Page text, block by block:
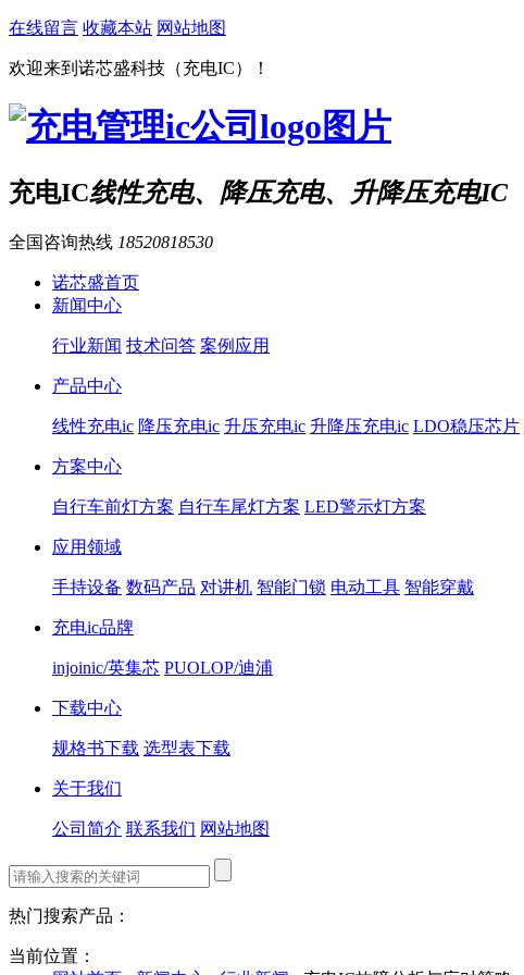
在线留言 收藏本站 网站地图
欢迎来到诺芯盛科技（充电IC）！
充电IC线性充电、降压充电、升降压充电IC
全国咨询热线 18520818530
诺芯盛首页
新闻中心
行业新闻 技术问答 案例应用
产品中心
线性充电ic 降压充电ic 升压充电ic 升降压充电ic LDO稳压芯片
方案中心
自行车前灯方案 自行车尾灯方案 LED警示灯方案
应用领域
手持设备 数码产品 对讲机 智能门锁 电动工具 智能穿戴
充电ic品牌
injoinic/英集芯 PUOLOP/迪浦
下载中心
规格书下载 选型表下载
关于我们
公司简介 联系我们 网站地图
热门搜索产品：
当前位置：